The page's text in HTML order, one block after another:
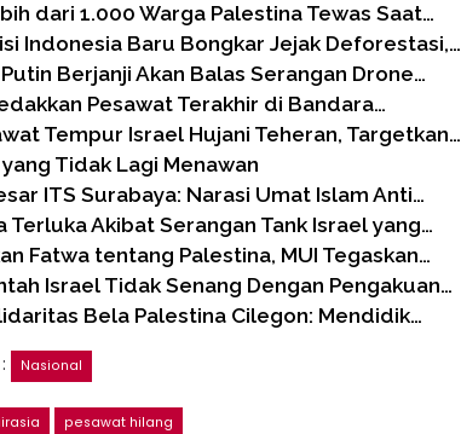
dari 1.000 Warga Palestina Tewas Saat…
Indonesia Baru Bongkar Jejak Deforestasi,…
Berjanji Akan Balas Serangan Drone…
Pesawat Terakhir di Bandara…
Tempur Israel Hujani Teheran, Targetkan…
Tidak Lagi Menawan
ITS Surabaya: Narasi Umat Islam Anti…
Terluka Akibat Serangan Tank Israel yang…
Fatwa tentang Palestina, MUI Tegaskan…
Israel Tidak Senang Dengan Pengakuan…
Bela Palestina Cilegon: Mendidik…
Nasional
pesawat hilang